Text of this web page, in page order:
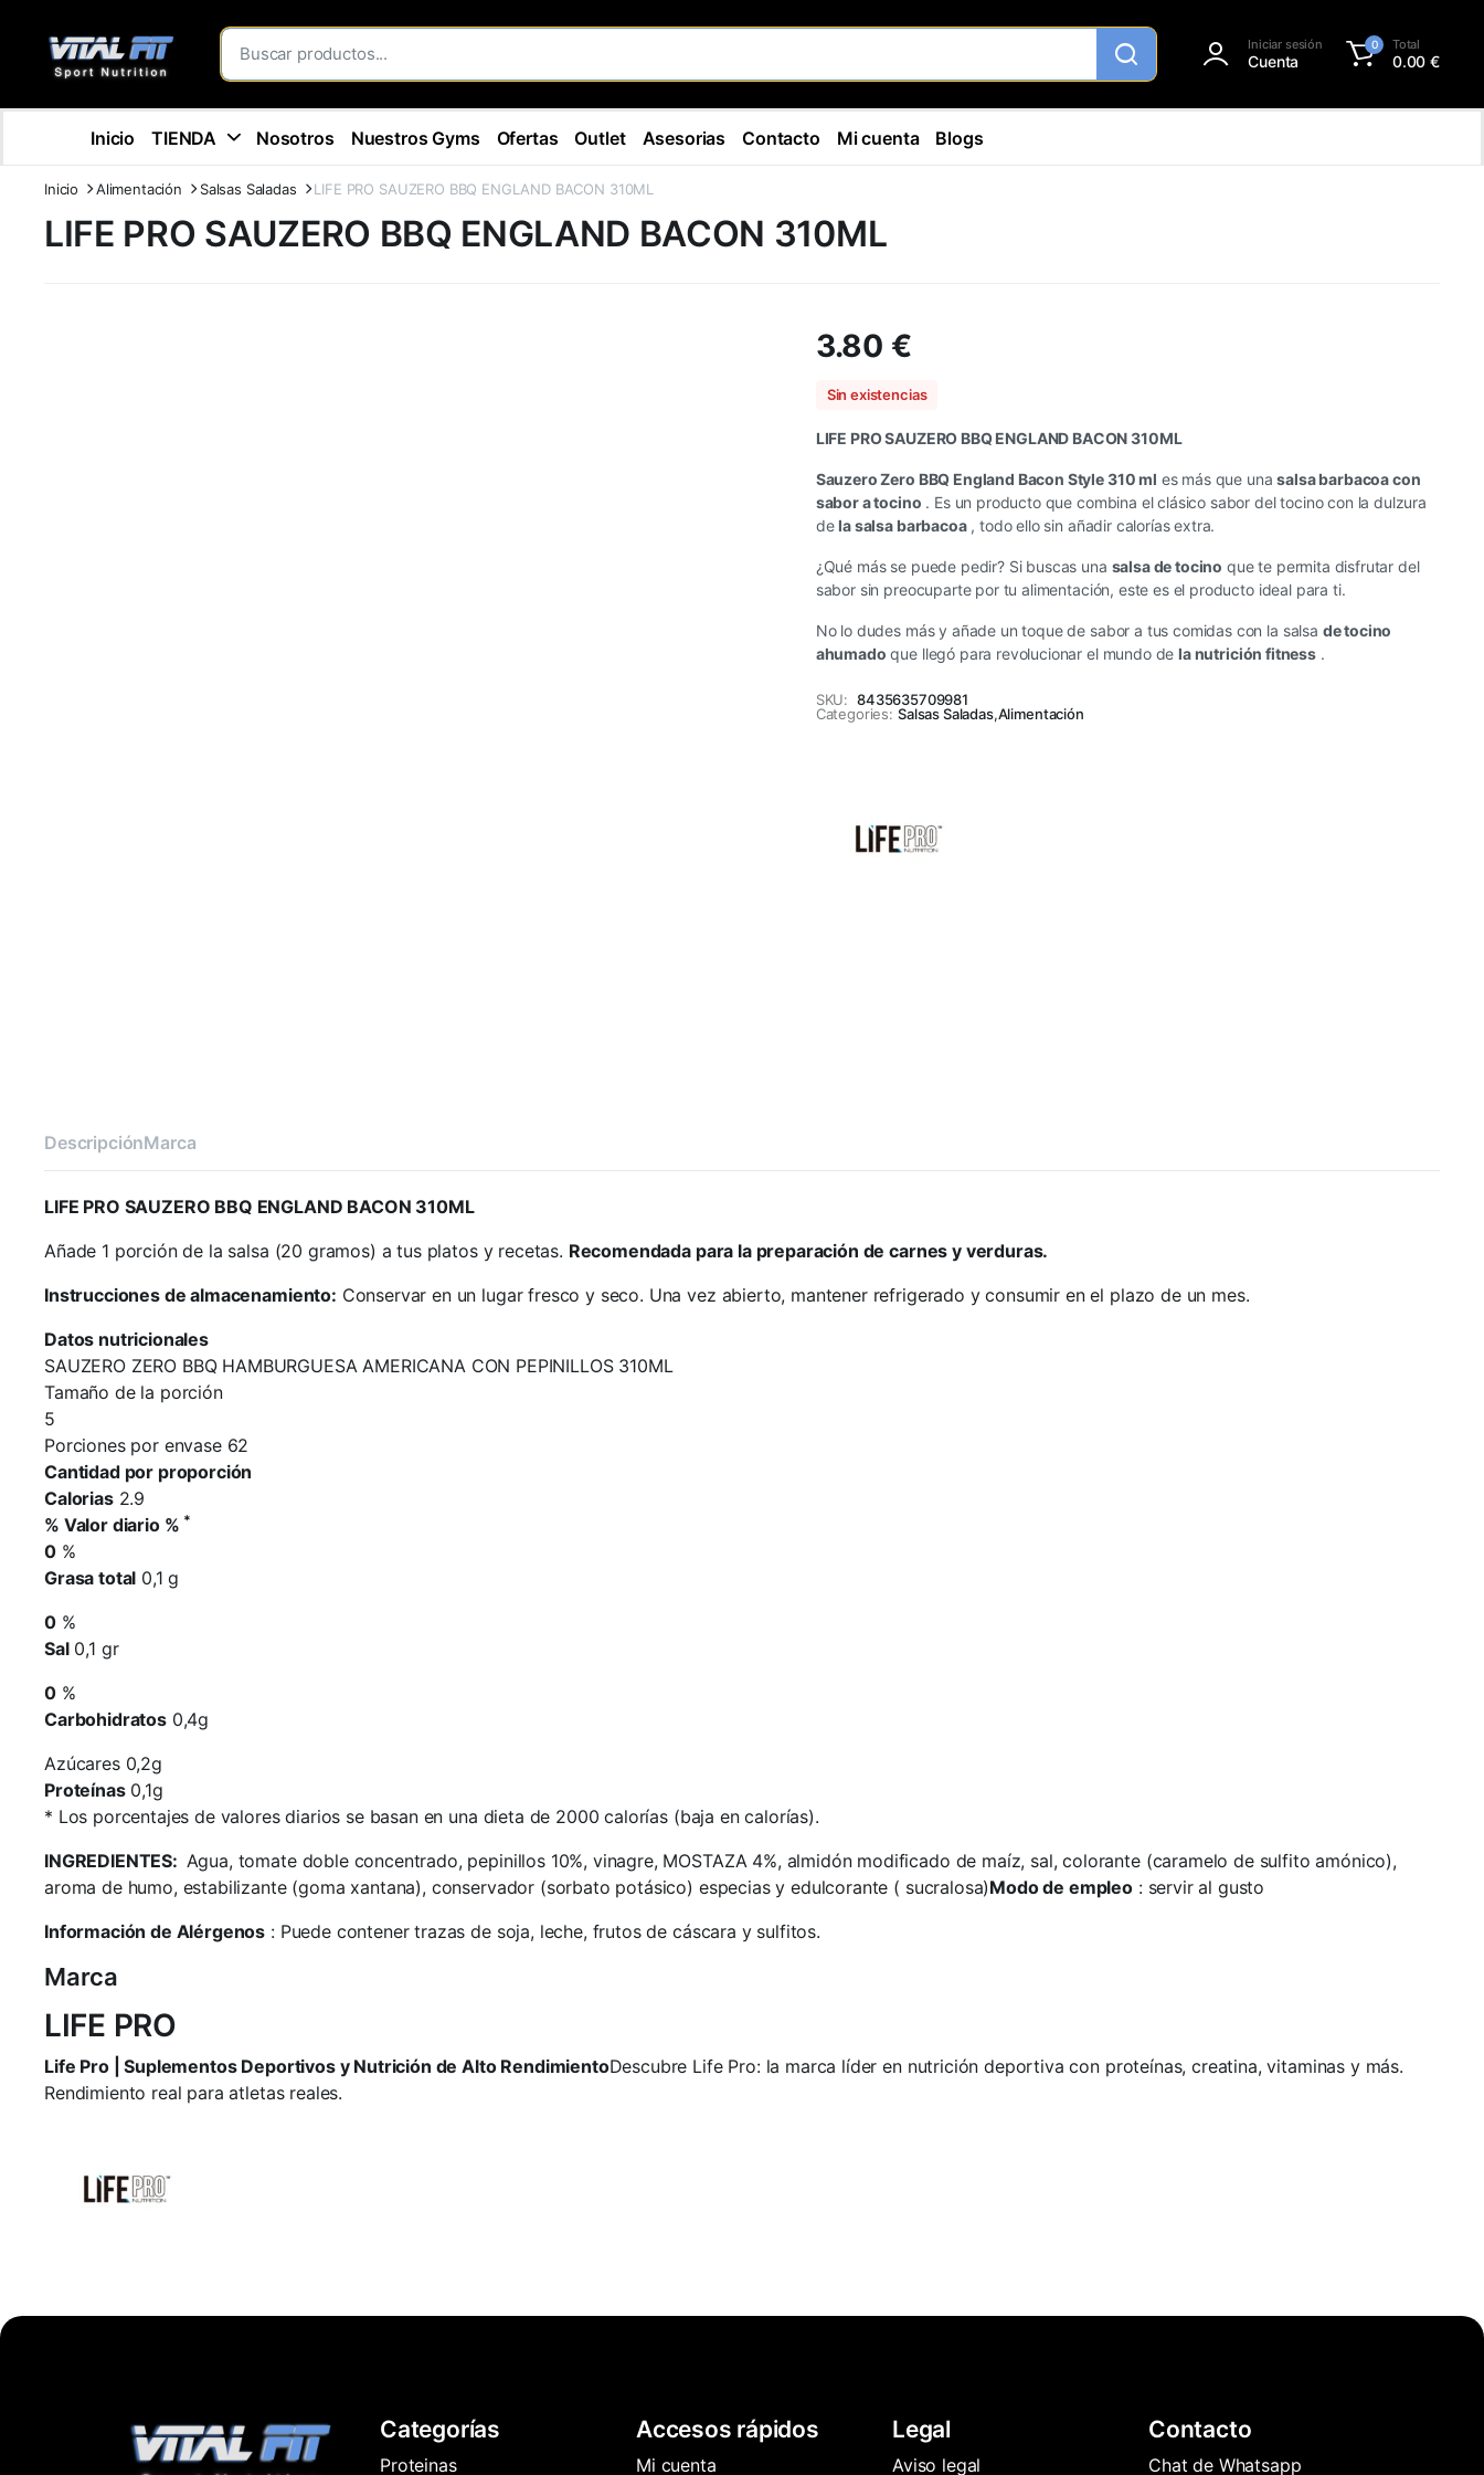
Iniciar sesión
Cuenta
0 Total
0.00€
Inicio TIENDA Nosotros Nuestros Gyms Ofertas Outlet Asesorias Contacto Mi cuenta Blogs
Inicio Alimentación Salsas Saladas LIFE PRO SAUZERO BBQ ENGLAND BACON 310ML
LIFE PRO SAUZERO BBQ ENGLAND BACON 310ML
3.80 €
Sin existencias
LIFE PRO SAUZERO BBQ ENGLAND BACON 310ML
Sauzero Zero BBQ England Bacon Style 310 ml es más que unasalsa barbacoa con
sabor a tocino . Es un producto que combina el clásico sabor del tocino con la dulzura
dela salsa barbacoa, todo ello sin añadir calorías extra.
¿Qué más se puede pedir? Si buscas una salsa de tocino que te permita disfrutar del
sabor sin preocuparte por tu alimentación, este es el producto ideal para ti.
No lo dudes más y añade un toque de sabor a tus comidas con la salsa de tocino
ahumado que llegó para revolucionar el mundo dela nutrición fitness.
SKU: 8435635709981
Categories: Salsas Saladas,Alimentación
DescripciónMarca
LIFE PRO SAUZERO BBQ ENGLAND BACON 310ML
Añade 1 porción de la salsa (20 gramos) a tus platos y recetas. Recomendada para la preparación de carnes y verduras.
Instrucciones de almacenamiento: Conservar en un lugar fresco y seco. Una vez abierto, mantener refrigerado y consumir en el plazo de un mes.
Datos nutricionales
SAUZERO ZERO BBQ HAMBURGUESA AMERICANA CON PEPINILLOS 310ML
Tamaño de la porción
5
Porciones por envase 62
Cantidad por proporción
Calorias2.9
% Valor diario % *
0%
Grasa total 0,1 g
0%
Sal0,1 gr
0%
Carbohidratos0,4g
Azúcares 0,2g
Proteínas0,1g
* Los porcentajes de valores diarios se basan en una dieta de 2000 calorías (baja en calorías).
INGREDIENTES: Agua, tomate doble concentrado, pepinillos 10%, vinagre, MOSTAZA 4%, almidón modificado de maíz, sal, colorante (caramelo de sulfito amónico),
aroma de humo, estabilizante (goma xantana), conservador (sorbato potásico) especias y edulcorante ( sucralosa)Modo de empleo : servir al gusto
Información de Alérgenos : Puede contener trazas de soja, leche, frutos de cáscara y sulfitos.
Marca
LIFE PRO
Life Pro | Suplementos Deportivos y Nutrición de Alto RendimientoDescubre Life Pro: la marca líder en nutrición deportiva con proteínas, creatina, vitaminas y más.
Rendimiento real para atletas reales.
Categorías
Proteinas
Accesos rápidos
Mi cuenta
Legal
Aviso legal
Contacto
Chat de Whatsapp